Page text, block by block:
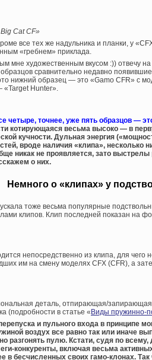
Cat CF»
все тех же надульника и планки, у
«гребнем» приклада.
мне художественным вкусом :)) отвечу
образцов сравнительно недавно
нижний образец — это «Gamo CFR» с
«Target Hunter».
четыре, точнее, уже пять образцов —
котирующаяся весьма высоко — в
кучности. Дульная энергия
вроде наличия «клипа», несколько
никак не проявляется, зато
о них.
Немного о «клипах» у
тоже весьма популярные
клипов. Клип последней показан на
непосредственно из клипа, для
им на смену моделях CFX (CFR), а
деталь, отпирающая/
(подробности в статье «Виды пружинно-
и пульного входа в принципе
воздух все равно так или иначе
разгонять пулю. Кстати, судя по всему,
конкуренты, включая весьма
в бесчисленных своих гамо-клонах.